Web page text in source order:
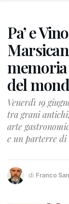
Pa’ e
del
Venerdì 19
tra grani
arte
e un parterre
di Franco